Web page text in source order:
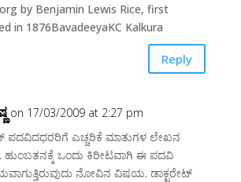
by Benjamin Lewis Rice, first
in 1876BavadeeyaKC Kalkura
Reply
on 17/03/2009 at 2:27 pm
ಪದವಿದಧರರಿಗೆ ಎಚ್ಚರಿಕೆ ಮಾತುಗಳ ಲೇಖನ
ಹುಂಬತನಕ್ಕೆ ಒಂದು ಕಿರೀಟವಾಗಿ ಈ ಪದವಿ
ನೋವಿನ ವಿಷಯ. ಡಾಕ್ಟರೇಟ್